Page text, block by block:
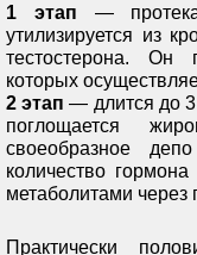
1 этап —
утилизируется из
тестостерона. Он
которых
2 этап — длится до 3
поглощается
своеобразное
количество
метаболитами через
Практически